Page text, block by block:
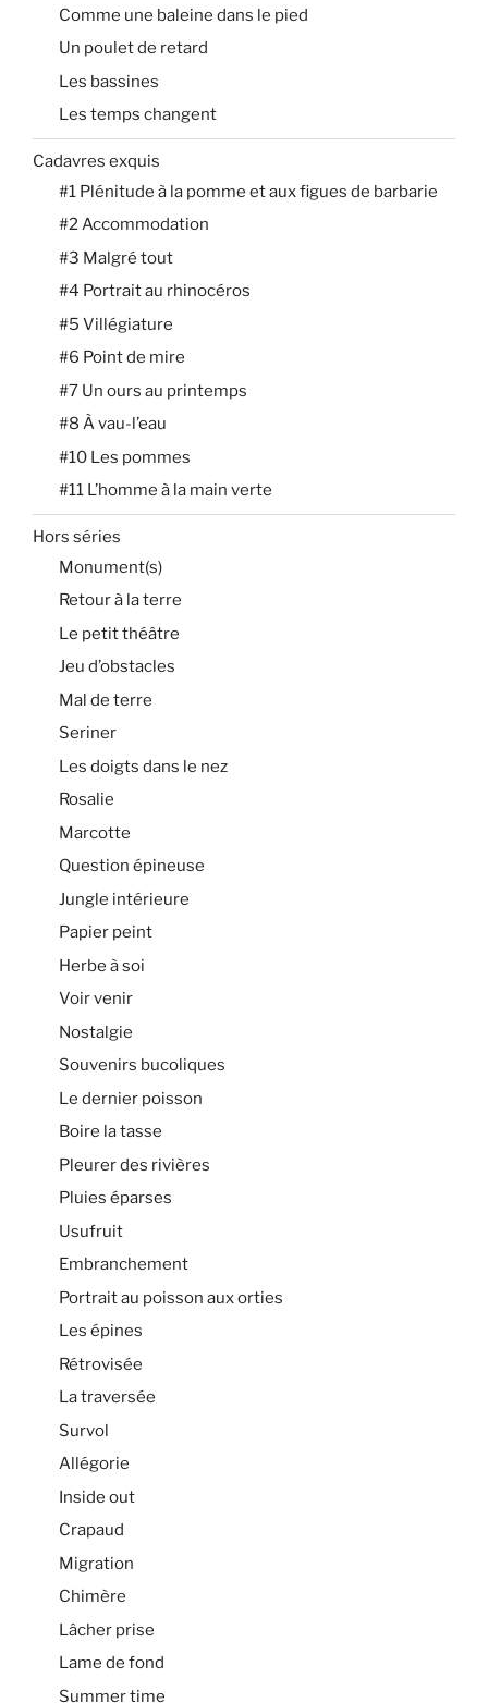
Comme une baleine dans le pied
Un poulet de retard
Les bassines
Les temps changent
Cadavres exquis
#1 Plénitude à la pomme et aux figues de barbarie
#2 Accommodation
#3 Malgré tout
#4 Portrait au rhinocéros
#5 Villégiature
#6 Point de mire
#7 Un ours au printemps
#8 À vau-l’eau
#10 Les pommes
#11 L’homme à la main verte
Hors séries
Monument(s)
Retour à la terre
Le petit théâtre
Jeu d’obstacles
Mal de terre
Seriner
Les doigts dans le nez
Rosalie
Marcotte
Question épineuse
Jungle intérieure
Papier peint
Herbe à soi
Voir venir
Nostalgie
Souvenirs bucoliques
Le dernier poisson
Boire la tasse
Pleurer des rivières
Pluies éparses
Usufruit
Embranchement
Portrait au poisson aux orties
Les épines
Rétrovisée
La traversée
Survol
Allégorie
Inside out
Crapaud
Migration
Chimère
Lâcher prise
Lame de fond
Summer time